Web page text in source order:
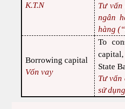
K.T.N
Tư
ngân
hàng
Borrowing capital
Vốn vay
To
State
Tư vấn
sử